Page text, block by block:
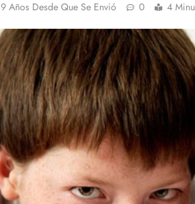
9 Años Desde Que Se Envió 0 4